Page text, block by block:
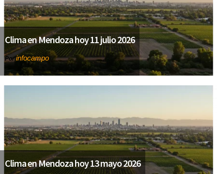
Clima en Mendoza hoy 11 julio 2026
Porinfocampo
Clima en Mendoza hoy 13 mayo 2026